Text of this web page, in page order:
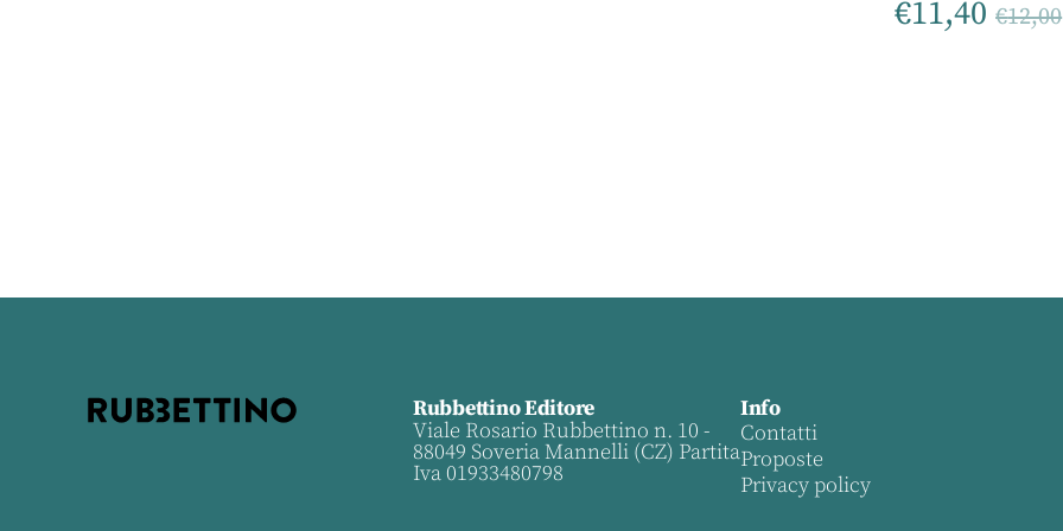
€11,40 €12,00
Rubbettino Editore
Viale Rosario Rubbettino n. 10 -
88049 Soveria Mannelli (CZ) Partita
Iva 01933480798
Info
Contatti
Proposte
Privacy policy